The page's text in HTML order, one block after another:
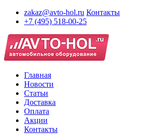
zakaz@avto-hol.ru Контакты
+7 (495) 518-00-25
Главная
Новости
Статьи
Доставка
Оплата
Акции
Контакты